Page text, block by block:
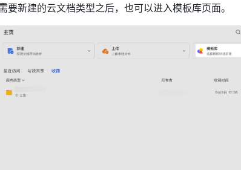
要新建的云文档类型之后，也可以进入模板库页面。